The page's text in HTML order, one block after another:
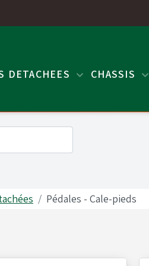
DETACHEES CHASSIS
Pédales - Cale-pieds